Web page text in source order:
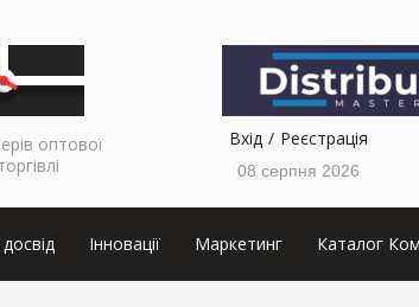
оптової
Вхід Реєстрація
08 серпня 2026
Інновації Маркетинг Каталог